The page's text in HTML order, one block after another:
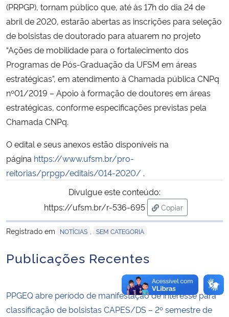
Secretaria de Governo
Gabinete de Segurança Institucional
Advocacia-Geral da União
Planalto
(PRPGP), tornam público que, até às 17h do dia 24 de
abril de 2020, estarão abertas as inscrições para seleção
de bolsistas de doutorado para atuarem no projeto
“Ações de mobilidade para o fortalecimento dos
Programas de Pós-Graduação da UFSM em áreas
estratégicas”, em atendimento à Chamada pública CNPq
nº01/2019 – Apoio à formação de doutores em áreas
estratégicas, conforme especificações previstas pela
Chamada CNPq.
O edital e seus anexos estão disponíveis na
página https://www.ufsm.br/pro-
reitorias/prpgp/editais/014-2020/ .
Divulgue este conteúdo:
https://ufsm.br/r-536-695
Copiar
para área de
Registrado em
NOTÍCIAS SEM CATEGORIA
Publicações Recentes
PPGEQ abre período de manifestação de interesse para
classificação de bolsistas CAPES/DS – 2º semestre de